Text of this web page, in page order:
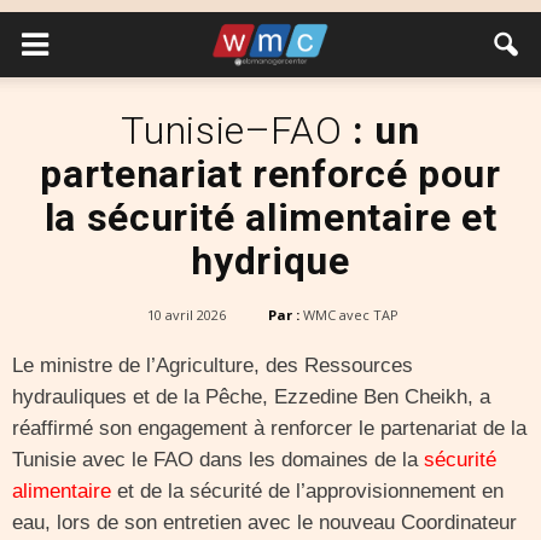
Tunisie–FAO : un
partenariat renforcé pour
la sécurité alimentaire et
hydrique
10 avril 2026 Par : WMC avec TAP
Le ministre de l’Agriculture, des Ressources
hydrauliques et de la Pêche, Ezzedine Ben Cheikh, a
réaffirmé son engagement à renforcer le partenariat de la
Tunisie avec le FAO dans les domaines de la sécurité
alimentaire et de la sécurité de l’approvisionnement en
eau, lors de son entretien avec le nouveau Coordinateur